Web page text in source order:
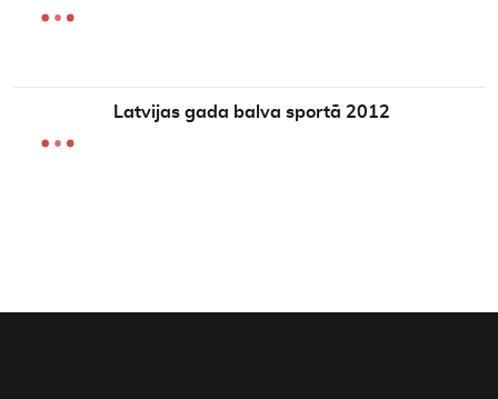
Latvijas gada balva sportā 2012